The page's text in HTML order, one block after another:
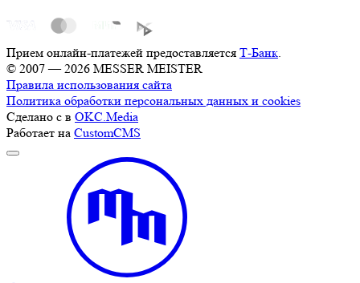
Прием онлайн-платежей предоставляется Т-Банк
© 2007 — 2026 MESSER MEISTER
Правила использования сайта
Политика обработки персональных данных и cookies
Сделано с в OKC.Media
Работает на CustomCMS